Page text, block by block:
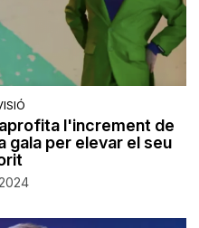
l'increment de
gala per elevar el seu